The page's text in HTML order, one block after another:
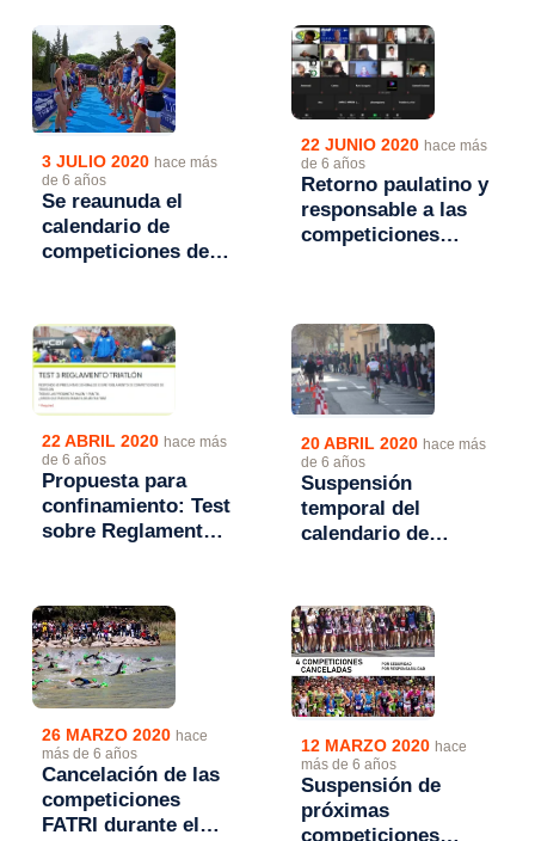
3 JULIO 2020 hace más
de 6 años
Se reaunuda el
calendario de
competiciones de la
Triatlón
22 JUNIO 2020 hace más
de 6 años
Retorno paulatino y
responsable a las
competiciones
22 ABRIL 2020 hace más
de 6 años
Propuesta para
confinamiento: Test
sobre Reglamento
20 ABRIL 2020 hace más
de 6 años
Suspensión
temporal del
calendario de
26 MARZO 2020 hace
más de 6 años
Cancelación de las
competiciones
FATRI durante el
12 MARZO 2020 hace
más de 6 años
Suspensión de
próximas
competiciones